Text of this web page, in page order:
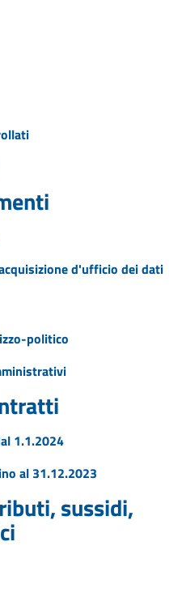
d'ufficio dei dati
politico
1.1.2024
al 31.12.2023
sussidi,